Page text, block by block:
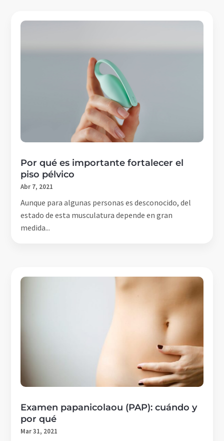
Por qué es importante fortalecer el
piso pélvico
Abr 7, 2021
Aunque para algunas personas es desconocido, del
estado de esta musculatura depende en gran
medida...
Examen papanicolaou (PAP): cuándo y
por qué
Mar 31, 2021